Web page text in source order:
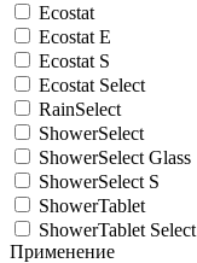
Ecostat
Ecostat E
Ecostat S
Ecostat Select
RainSelect
ShowerSelect
ShowerSelect Glass
ShowerSelect S
ShowerTablet
ShowerTablet Select
Применение